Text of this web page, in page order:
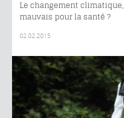
Le changement climatique,
mauvais pour la santé ?
02.02.2015